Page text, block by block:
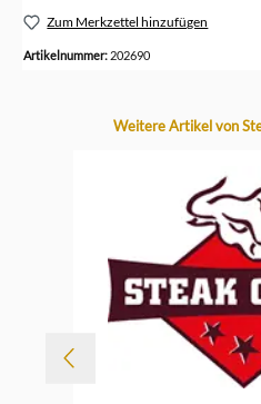
Zum Merkzettel hinzufügen
Artikelnummer: 202690
Produktgalerie überspringen
Weitere Artikel von